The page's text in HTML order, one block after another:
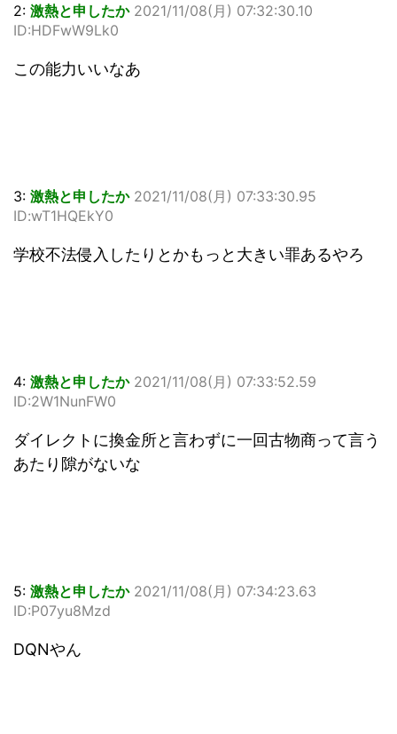
2: 激熱と申したか 2021/11/08(月) 07:32:30.10
ID:HDFwW9Lk0
この能力いいなあ
3: 激熱と申したか 2021/11/08(月) 07:33:30.95
ID:wT1HQEkY0
学校不法侵入したりとかもっと大きい罪あるやろ
4: 激熱と申したか 2021/11/08(月) 07:33:52.59
ID:2W1NunFW0
ダイレクトに換金所と言わずに一回古物商って言う
あたり隙がないな
5: 激熱と申したか 2021/11/08(月) 07:34:23.63
ID:P07yu8Mzd
DQNやん